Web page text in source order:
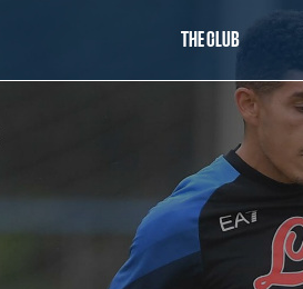
THE CLUB